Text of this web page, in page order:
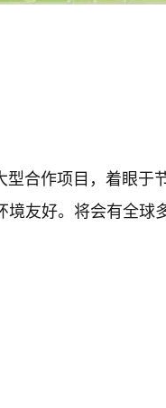
合作项目，着眼于
境友好。将会有全球